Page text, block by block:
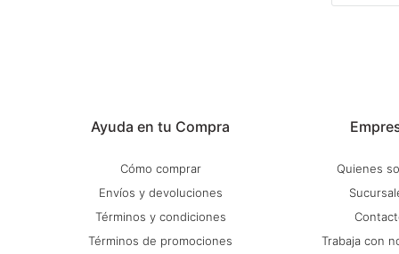
Ayuda en tu Compra
Cómo comprar
Envíos y devoluciones
Términos y condiciones
Términos de promociones
Quienes
Trabaja con